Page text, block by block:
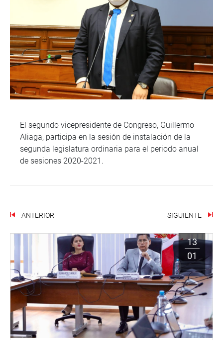
El segundo vicepresidente de Congreso, Guillermo
Aliaga, participa en la sesión de instalación de la
segunda legislatura ordinaria para el periodo anual
de sesiones 2020-2021.
ANTERIOR SIGUIENTE
13
01